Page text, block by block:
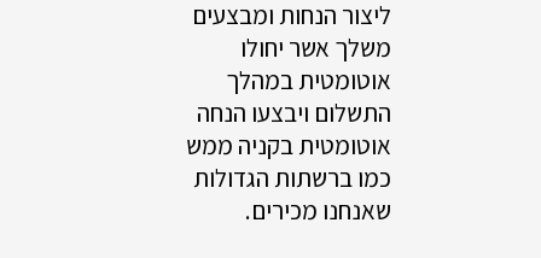
ליצור הנחות ומבצעים
משלך אשר יחולו
אוטומטית במהלך
התשלום ויבצעו הנחה
אוטומטית בקניה ממש
כמו ברשתות הגדולות
שאנחנו מכירים.